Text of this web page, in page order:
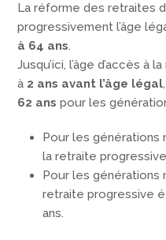
La réforme des retraites
progressivement l’âge
à 64 ans.
Jusqu’ici, l’âge d’accès
à 2 ans avant l’âge légal
62 ans pour les
Pour les générations
la retraite
Pour les générations
retraite progressive
ans.